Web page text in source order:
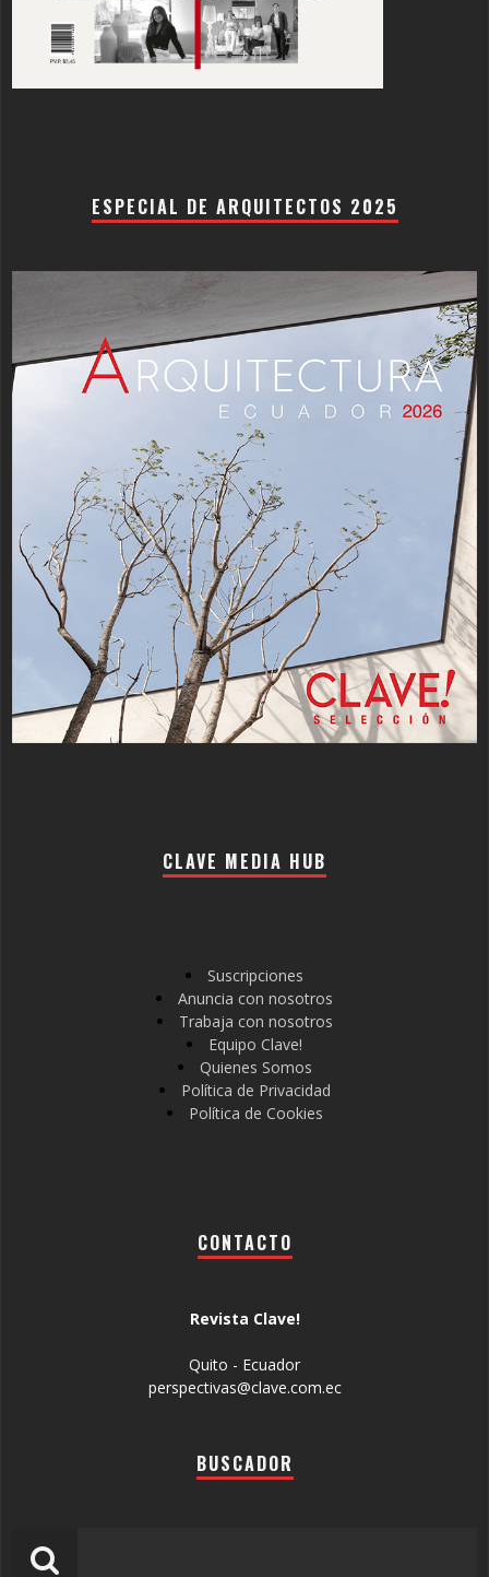
ESPECIAL DE ARQUITECTOS 2025
CLAVE MEDIA HUB
Suscripciones
Anuncia con nosotros
Trabaja con nosotros
Equipo Clave!
Quienes Somos
Política de Privacidad
Política de Cookies
CONTACTO
Revista Clave!
Quito - Ecuador
perspectivas@clave.com.ec
BUSCADOR